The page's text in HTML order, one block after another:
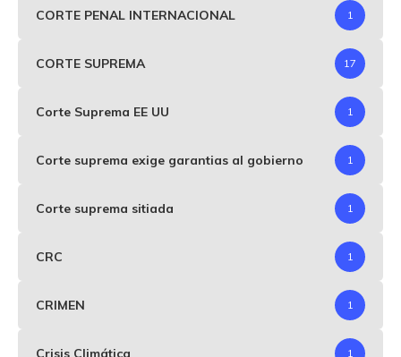
CORTE PENAL INTERNACIONAL 1
CORTE SUPREMA 17
Corte Suprema EE UU 1
Corte suprema exige garantias al gobierno 1
Corte suprema sitiada 1
CRC 1
CRIMEN 1
Crisis Climática 1